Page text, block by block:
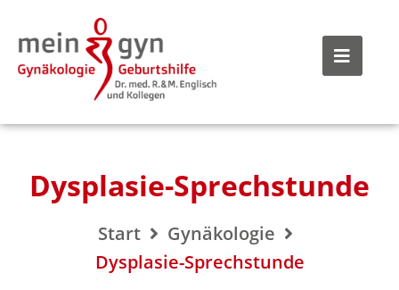
Dysplasie-Sprechstunde
Start
Gynäkologie
Dysplasie-Sprechstunde